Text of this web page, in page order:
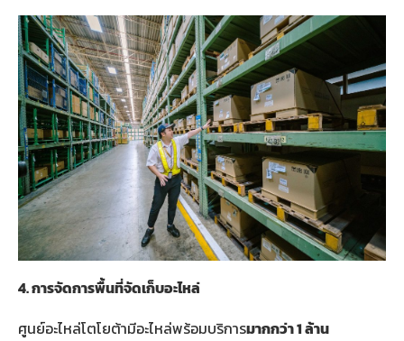
4.การจัดการพื้นที่จัดเก็บอะไหล่
ศูนย์อะไหล่โตโยต้ามีอะไหล่พร้อมบริการมากกว่า1ล้าน